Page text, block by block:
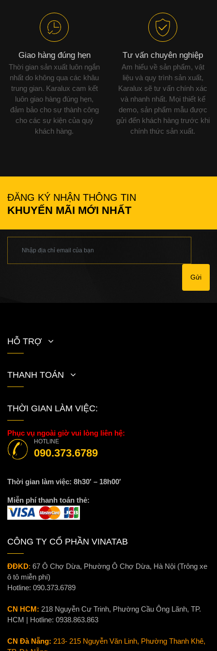
Giao hàng đúng hẹn
Thời gian sản xuất luôn ngắn
nhất do không qua các khâu
trung gian. Karalux cam kết
luôn giao hàng đúng hẹn,
đảm bảo cho sự thành công
cho các sự kiện của quý
khách hàng.
Tư vấn chuyên nghiệp
Am hiểu về sản phẩm, vật
liệu và quy trình sản xuất,
Karalux sẽ tư vấn chính xác
và nhanh nhất. Mọi thiết kế
demo, sản phẩm mẫu được
gửi đến khách hàng trước khi
chính thức sản xuất.
ĐĂNG KÝ NHẬN THÔNG TIN
KHUYẾN MÃI MỚI NHẤT
Gửi
HỖ TRỢ
THANH TOÁN
THỜI GIAN LÀM VIỆC:
Phục vụ ngoài giờ vui lòng liên hệ:
HOTLINE
090.373.6789
Thời gian làm việc: 8h30′ – 18h00′
Miễn phí thanh toán thẻ:
CÔNG TY CỔ PHẦN VINATAB
ĐĐKD: 67 Ô Chợ Dừa, Phường Ô Chợ Dừa, Hà Nội (Trông xe
ô tô miễn phí)
Hotline: 090.373.6789
CN HCM: 218 Nguyễn Cư Trinh, Phường Cầu Ông Lãnh, TP.
HCM | Hotline: 0938.863.863
CN Đà Nẵng: 213- 215 Nguyễn Văn Linh, Phường Thanh Khê,